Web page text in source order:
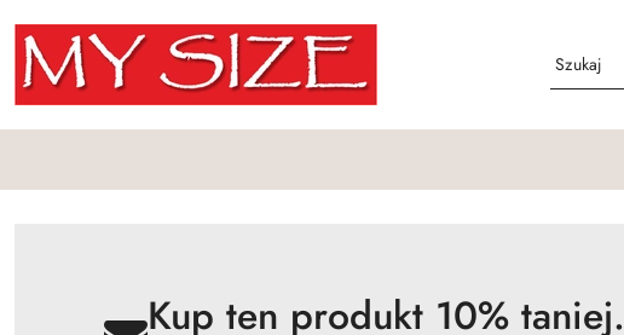
Przejdź do treści głównej
Przejdź do wyszukiwarki
Przejdź do moje konto
Przejdź do menu głównego
Przejdź do opisu produktu
Przejdź do stopki
Kup ten produkt 10% taniej.